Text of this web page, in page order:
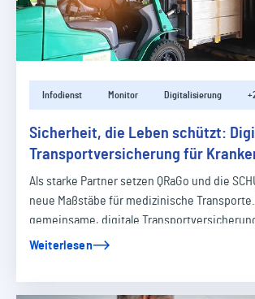
Infodienst Monitor Digitalisierung
Sicherheit, die Leben schützt: Digitale
Transportversicherung für
Als starke Partner setzen QRaGo und die
neue Maßstäbe für medizinische
gemeinsame, digitale
Weiterlesen